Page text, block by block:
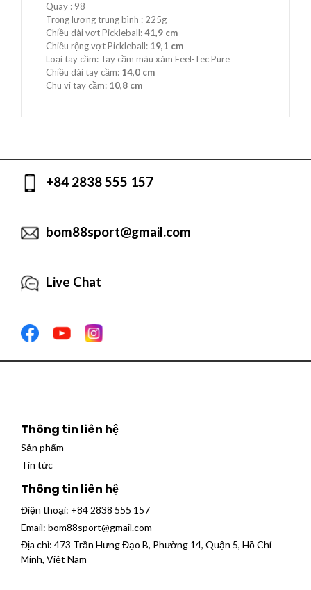
Quay : 98
Trọng lượng trung bình : 225g
Chiều dài vợt Pickleball:41,9 cm
Chiều rộng vợt Pickleball: 19,1 cm
Loại tay cầm: Tay cầm màu xám Feel-Tec Pure
Chiều dài tay cầm: 14,0 cm
Chu vi tay cầm: 10,8 cm
+84 2838 555 157
bom88sport@gmail.com
Live Chat
Thông tin liên hệ
Sản phẩm
Tin tức
Thông tin liên hệ
Điện thoại: +84 2838 555 157
Email: bom88sport@gmail.com
Địa chỉ: 473 Trần Hưng Đạo B, Phường 14, Quận 5, Hồ Chí
Minh, Việt Nam